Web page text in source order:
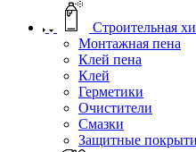
Строительная
Монтажная пена
Клей пена
Клей
Герметики
Очистители
Смазки
Защитные